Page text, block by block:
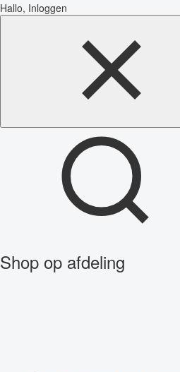
Hallo, Inloggen
Shop op afdeling